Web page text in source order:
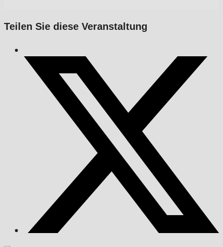
Teilen Sie diese Veranstaltung